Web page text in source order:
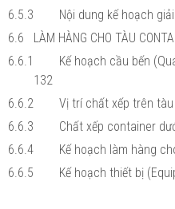
6.5.3
Nội dung kế hoạch
6.6
LÀM HÀNG CHO TÀU
6.6.1
Kế hoạch cầu bến
132
6.6.2
Vị trí chất xếp trên
6.6.3
Chất xếp container
6.6.4
Kế hoạch làm hàng
6.6.5
Kế hoạch thiết bị